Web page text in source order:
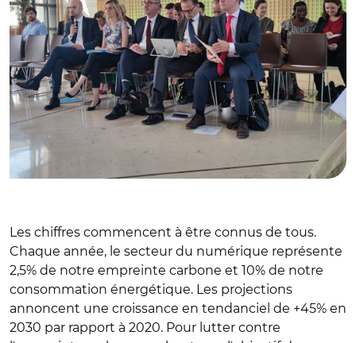
Les chiffres commencent à être connus de tous.
Chaque année, le secteur du numérique représente
2,5% de notre empreinte carbone et 10% de notre
consommation énergétique. Les projections
annoncent une croissance en tendanciel de +45% en
2030 par rapport à 2020. Pour lutter contre